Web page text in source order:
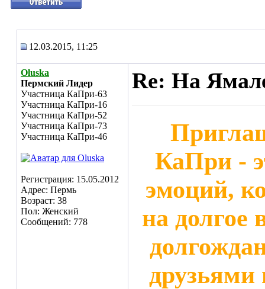
12.03.2015, 11:25
Oluska
Пермский Лидер
Участница КаПри-63
Участница КаПри-16
Участница КаПри-52
Участница КаПри-73
Участница КаПри-46
Регистрация: 15.05.2012
Адрес: Пермь
Возраст: 38
Пол: Женский
Сообщений: 778
Re: На
КаПри -
эмоций,
на долгое
друзьями